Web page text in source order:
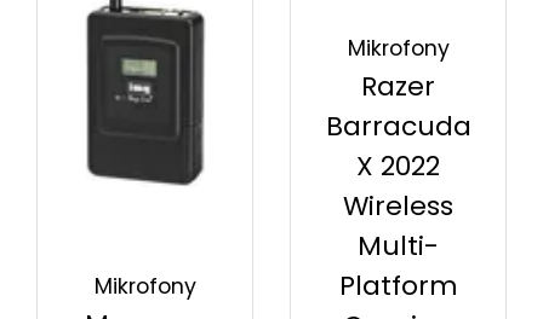
Mikrofony
Mikrofony
Razer
Barracuda
X 2022
Wireless
Multi-
Platform